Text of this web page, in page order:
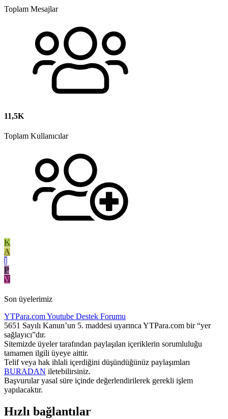
Toplam Mesajlar
11,5K
Toplam Kullanıcılar
K
A
I
P
V
Son üyelerimiz
YTPara.comYoutube Destek Forumu
5651 Sayılı Kanun’un 5. maddesi uyarınca YTPara.com bir “yer
sağlayıcı”dır.
Sitemizde üyeler tarafından paylaşılan içeriklerin sorumluluğu
tamamen ilgili üyeye aittir.
Telif veya hak ihlali içerdiğini düşündüğünüz paylaşımları
BURADAN iletebilirsiniz.
Başvurular yasal süre içinde değerlendirilerek gerekli işlem
yapılacaktır.
Hızlı bağlantılar